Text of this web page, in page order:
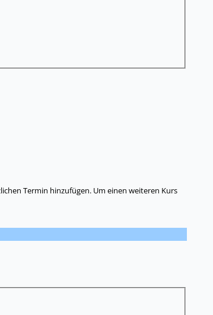
Termin hinzufügen. Um einen weiteren Kurs